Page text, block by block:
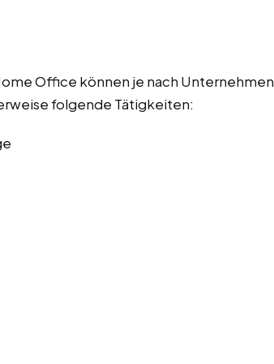
Office können je nach Unternehmen
folgende Tätigkeiten: